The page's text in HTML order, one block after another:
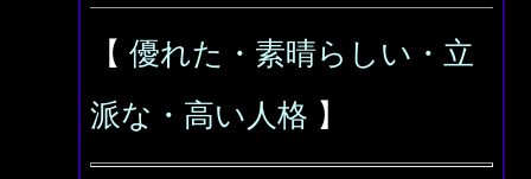
【 優れた・素晴らしい・立
派な・高い人格 】